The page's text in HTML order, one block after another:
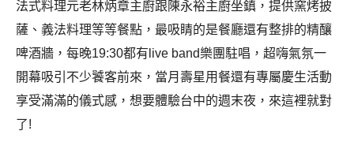
法式料理元老林炳章主廚跟陳永裕主廚坐鎮，提供窯烤披
薩、義法料理等等餐點，最吸睛的是餐廳還有整排的精釀
啤酒牆，每晚19:30都有live band樂團駐唱，超嗨氣氛一
開幕吸引不少饕客前來，當月壽星用餐還有專屬慶生活動
享受滿滿的儀式感，想要體驗台中的週末夜，來這裡就對
了!